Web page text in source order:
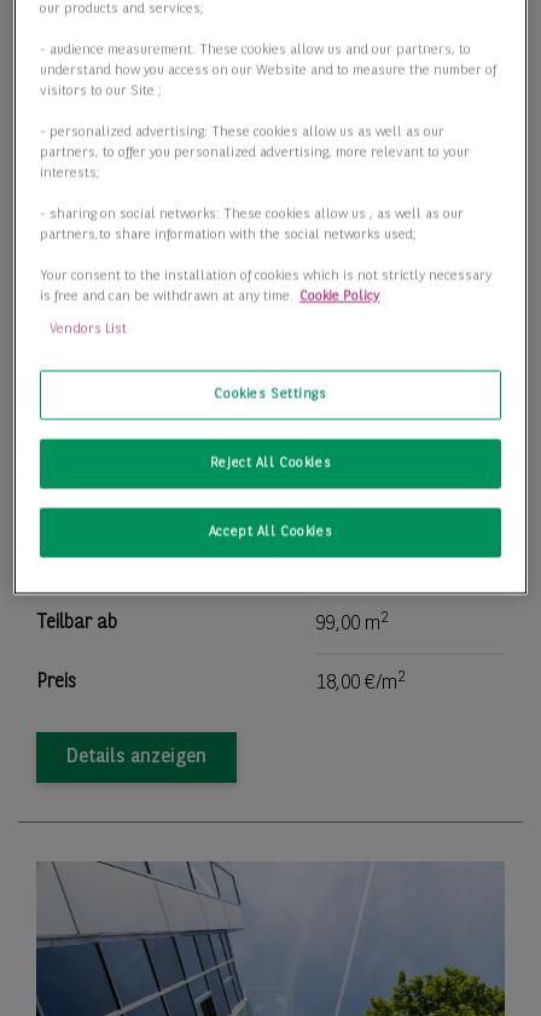
LIGHTTOWER ihr neues Büro im Herzen des Ostends / MP
2
Teilbar ab 99,00 m2
Preis 18,00 €/m2
Details anzeigen
our products and services;
- audience measurement: These cookies allow us and our partners, to
understand how you access on our Website and to measure the number of
visitors to our Site ;
- personalized advertising: These cookies allow us as well as our
partners, to offer you personalized advertising, more relevant to your
interests;
- sharing on social networks: These cookies allow us , as well as our
partners,to share information with the social networks used;
Your consent to the installation of cookies which is not strictly necessary
is free and can be withdrawn at any time. Cookie Policy
Vendors List
Cookies Settings
Reject All Cookies
Accept All Cookies